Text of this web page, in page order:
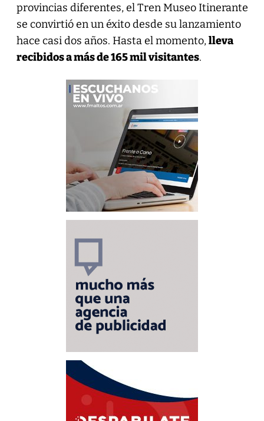
provincias diferentes, el Tren Museo Itinerante
se convirtió en un éxito desde su lanzamiento
hace casi dos años. Hasta el momento,lleva
recibidos a más de 165 mil visitantes.